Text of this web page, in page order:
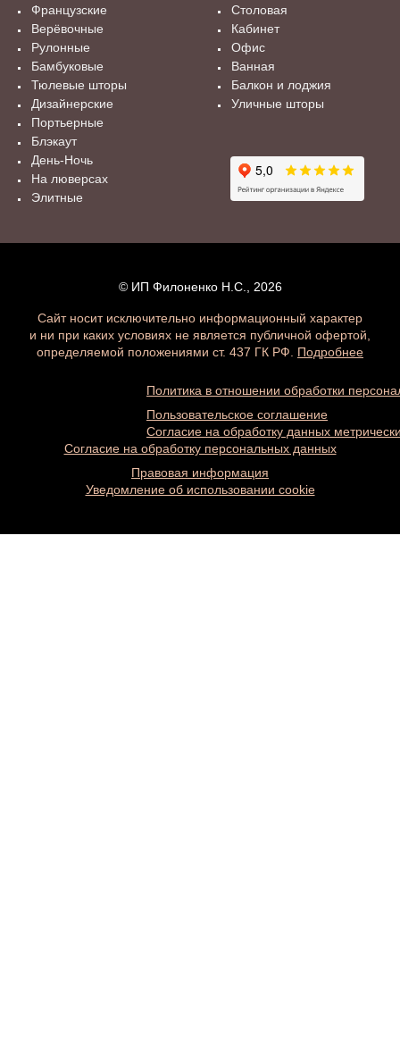
Французские
Верёвочные
Рулонные
Бамбуковые
Тюлевые шторы
Дизайнерские
Портьерные
Блэкаут
День-Ночь
На люверсах
Элитные
Столовая
Кабинет
Офис
Ванная
Балкон и лоджия
Уличные шторы
© ИП Филоненко Н.С., 2026
Сайт носит исключительно информационный характер
и ни при каких условиях не является публичной офертой,
определяемой положениями ст. 437 ГК РФ. Подробнее
Политика в отношении обработки
Пользовательское соглашение
Согласие на обработку данных
Согласие на обработку персональных данных
Правовая информация
Уведомление об использовании cookie